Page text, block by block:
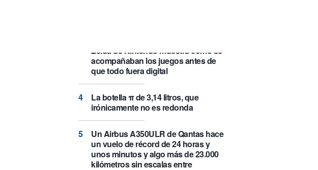
Zelda de Nintendo muestra cómo se
acompañaban los juegos antes de
que todo fuera digital
La botella π de 3,14 litros, que
irónicamente no es redonda
Un Airbus A350ULR de Qantas hace
un vuelo de récord de 24 horas y
unos minutos y algo más de 23.000
kilómetros sin escalas entre